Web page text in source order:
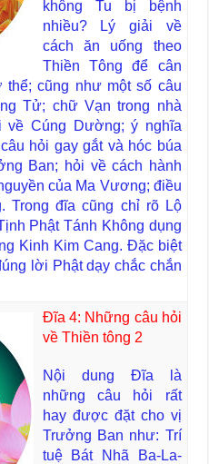
không Tu bị bệnh
nhiều? Lý giải về
cách ăn uống theo
Thiền Tông để cân
thể; cũng như một số câu
Tử; chữ Vạn trong nhà
về Cúng Dường; ý nghĩa
hỏi gay gắt và hóc búa
Ban; hỏi về cách hành
của Ma Vương; điều
Trong đĩa cũng chỉ rõ Lộ
Phật Tánh Không dụng
Kinh Kim Cang. Đặc biệt
lời Phật dạy chắc chắn
Đĩa 4: Những câu hỏi
về Thiền tông 2
Nội dung Đĩa là
những câu hỏi rất
hay được đặt cho vị
Trưởng Ban như: Trí
tuệ Bát Nhã Ba-La-